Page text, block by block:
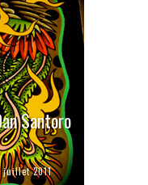
Santoro
juillet 2011